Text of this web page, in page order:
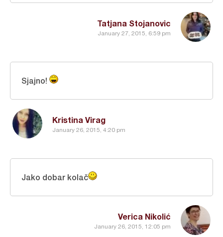
Tatjana Stojanovic
January 27, 2015, 6:59 pm
Kristina Virag
January 26, 2015, 4:20 pm
Sjajno!
Verica Nikolić
January 26, 2015, 12:05 pm
Jako dobar kolač